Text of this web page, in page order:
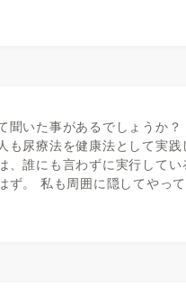
聞いた事があるでしょうか
も尿療法を健康法として実
、誰にも言わずに実行してい
ず。 私も周囲に隠してやって